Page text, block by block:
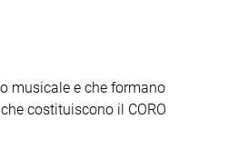
musicale e che formano
costituiscono il CORO